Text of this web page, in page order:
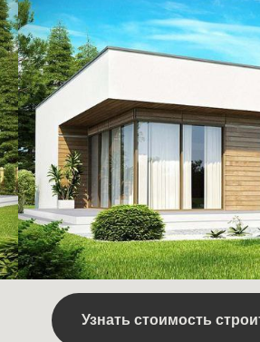
Узнать стоимость